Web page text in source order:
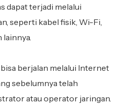
terjadi melalui
seperti kabel fisik, Wi-Fi,
berjalan melalui Internet
sebelumnya telah
atau operator jaringan.